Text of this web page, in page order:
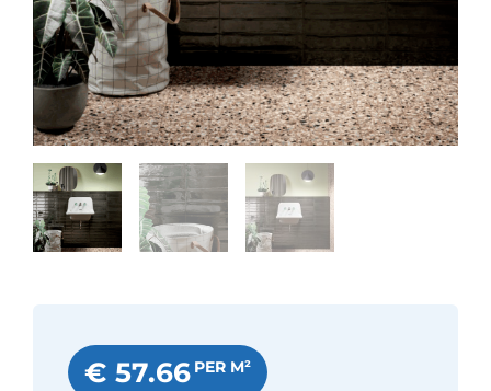
€ 57.66 PER M²